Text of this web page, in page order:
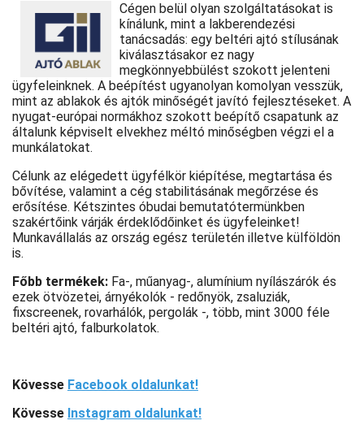
Cégen belül olyan szolgáltatásokat is
kínálunk, mint a lakberendezési
tanácsadás: egy beltéri ajtó stílusának
kiválasztásakor ez nagy
megkönnyebbülést szokott jelenteni
ügyfeleinknek. A beépítést ugyanolyan komolyan vesszük,
mint az ablakok és ajtók minőségét javító fejlesztéseket. A
nyugat-európai normákhoz szokott beépítő csapatunk az
általunk képviselt elvekhez méltó minőségben végzi el a
munkálatokat.
Célunk az elégedett ügyfélkör kiépítése, megtartása és
bővítése, valamint a cég stabilitásának megőrzése és
erősítése. Kétszintes óbudai bemutatótermünkben
szakértőink várják érdeklődőinket és ügyfeleinket!
Munkavállalás az ország egész területén illetve külföldön
is.
Főbb termékek: Fa-, műanyag-, alumínium nyílászárók és
ezek ötvözetei, árnyékolók - redőnyök, zsaluziák,
fixscreenek, rovarhálók, pergolák -, több, mint 3000 féle
beltéri ajtó, falburkolatok.
Kövesse Facebook oldalunkat!
Kövesse Instagram oldalunkat!